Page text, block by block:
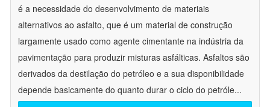
é a necessidade do desenvolvimento de materiais
alternativos ao asfalto, que é um material de construção
largamente usado como agente cimentante na indústria da
pavimentação para produzir misturas asfálticas. Asfaltos são
derivados da destilação do petróleo e a sua disponibilidade
depende basicamente do quanto durar o ciclo do petróle...